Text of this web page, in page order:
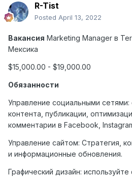
R-Tist
Posted April 13, 2022
Вакансия Marketing Manager в
Мексика
$15,000.00 - $19,000.00
Обязанности
Управление социальными сетями:
контента, публикации,
комментарии в Facebook,
Управление сайтом: Стратегия,
и информационные обновления.
Графический дизайн: